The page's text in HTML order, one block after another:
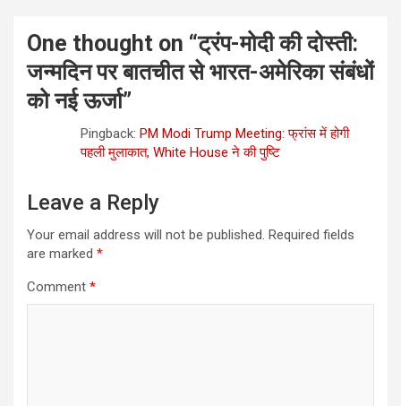
One thought on “ट्रंप-मोदी की दोस्ती:
जन्मदिन पर बातचीत से भारत-अमेरिका संबंधों
को नई ऊर्जा”
Pingback: PM Modi Trump Meeting: फ्रांस में होगी
पहली मुलाकात, White House ने की पुष्टि
Leave a Reply
Your email address will not be published. Required fields
are marked *
Comment *